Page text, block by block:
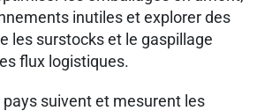
inutiles et explorer des
les surstocks et le gaspillage
flux logistiques.
pays suivent et mesurent les